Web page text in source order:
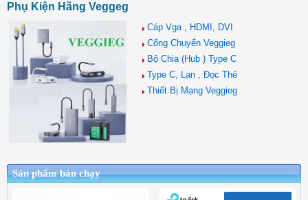
Phụ Kiện Hãng Veggeg
Cáp Vga , HDMI, DVI
Cổng Chuyển Veggieg
Bộ Chia (Hub ) Type C
Type C, Lan , Đọc Thẻ
Thiết Bị Mạng Veggieg
Sản phẩm bán chạy